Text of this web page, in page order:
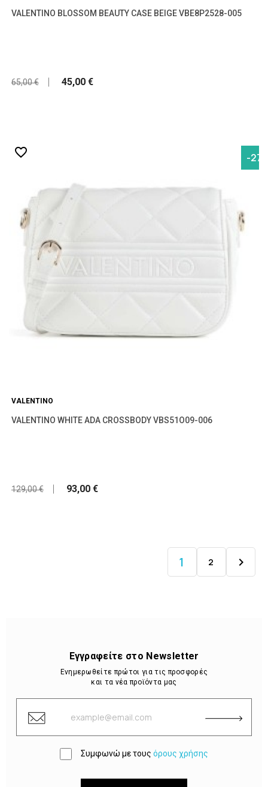
VALENTINO BLOSSOM BEAUTY CASE BEIGE VBE8P2528-005
65,00 € 45,00 €
VALENTINO
VALENTINO WHITE ADA CROSSBODY VBS51O09-006
129,00 € 93,00 €
-
favorite_border
1 2 
Εγγραφείτε στο Newsletter
Ενημερωθείτε πρώτοι για τις προσφορές
και τα νέα προϊόντα μας
Συμφωνώ με τους όρους χρήσης